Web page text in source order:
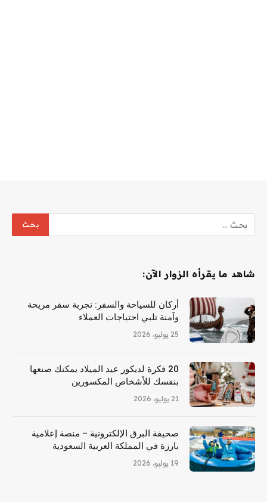
شاهد ما يقرأه الزوار الآن:
أركان للسياحة والسفر: تجربة سفر مريحة
وآمنة تلبي احتياجات العملاء
25 يوليو، 2026
20 فكرة لديكور عيد الميلاد يمكنك صنعها
بنفسك للأشخاص المكسورين
21 يوليو، 2026
صحيفة البرق الإلكترونية – منصة إعلامية
بارزة في المملكة العربية السعودية
19 يوليو، 2026